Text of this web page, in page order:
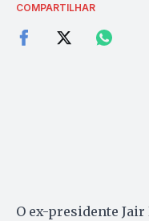
COMPARTILHAR
O ex-presidente